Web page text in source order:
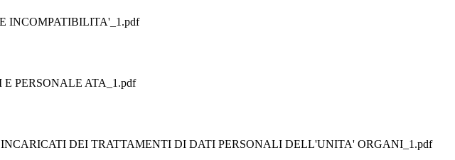
INCOMPATIBILITA'_1.pdf
PERSONALE ATA_1.pdf
DEI TRATTAMENTI DI DATI PERSONALI DELL'UNITA' ORGANI_1.pdf